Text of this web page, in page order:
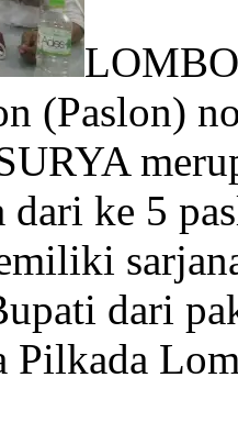
(Paslon)
dari ke 5
dari
Pilkada